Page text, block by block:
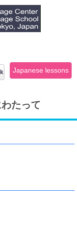
Japanese lessons
たって